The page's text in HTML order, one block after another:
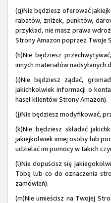
(g)Nie będziesz oferować
rabatów, zniżek, punktów,
przykład, nie masz prawa
Strony Amazon poprzez Twoje
(h)Nie będziesz
innych materiałów
(i)Nie będziesz żądać,
jakichkolwiek informacji o
haseł klientów Strony Amazon).
(j)Nie będziesz modyfikować,
(k)Nie będziesz składać
jakiejkolwiek innej osoby lub
udzielać im pomocy w takich
(l)Nie dopuścisz się
Tobą lub co do oznaczenia
zamówień).
(m)Nie umieścisz na Twojej